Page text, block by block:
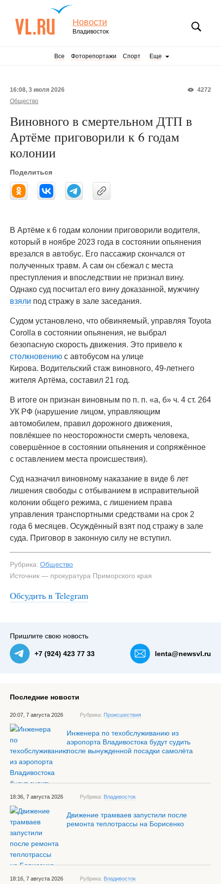
Новости
Владивосток
Все Фоторепортажи Спорт Еще
4272
16:08, 3 июля 2026
Общество
Виновного в смертельном ДТП в
Артёме приговорили к 6 годам
колонии
Поделиться
В Артёме к 6 годам колонии приговорили водителя,
который в ноябре 2023 года в состоянии опьянения
врезался в автобус. Его пассажир скончался от
полученных травм. А сам он сбежал с места
преступления и впоследствии не признал вину.
Однако суд посчитал его вину доказанной, мужчину
взяли под стражу в зале заседания.
Судом установлено, что обвиняемый, управляя Toyota
Corolla в состоянии опьянения, не выбрал
безопасную скорость движения. Это привело к
столкновению с автобусом на улице
Кирова. Водительский стаж виновного, 49-летнего
жителя Артёма, составил 21 год.
В итоге он признан виновным по п. п. «а, б» ч. 4 ст. 264
УК РФ (нарушение лицом, управляющим
автомобилем, правил дорожного движения,
повлёкшее по неосторожности смерть человека,
совершённое в состоянии опьянения и сопряжённое
с оставлением места происшествия).
Суд назначил виновному наказание в виде 6 лет
лишения свободы с отбыванием в исправительной
колонии общего режима, с лишением права
управления транспортными средствами на срок 2
года 6 месяцев. Осуждённый взят под стражу в зале
суда. Приговор в законную силу не вступил.
Рубрика: Общество
Источник — прокуратура Приморского края
Обсудить в Telegram
#2
Пришлите свою новость
+7 (924) 423 77 33 lenta@newsvl.ru
Последние новости
20:07, 7 августа 2026 Рубрика: Происшествия
Инженера по техобслуживанию из
аэропорта Владивостока будут судить
после вынужденной посадки самолёта
18:36, 7 августа 2026 Рубрика: Владивосток
Движение трамваев запустили после
ремонта теплотрассы на Борисенко
18:16, 7 августа 2026 Рубрика: Владивосток